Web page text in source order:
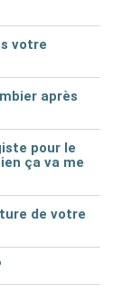
votre
après
pour le
ça va me
de votre